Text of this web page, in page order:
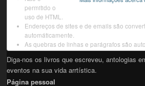
permitido o
uso de HTML.
Endereços de sites e de emails são
automáticamente.
As quebras de linhas e parágrafos são
Diga-nos os livros que escreveu, antologias
eventos na sua vida arrtística.
Página pessoal